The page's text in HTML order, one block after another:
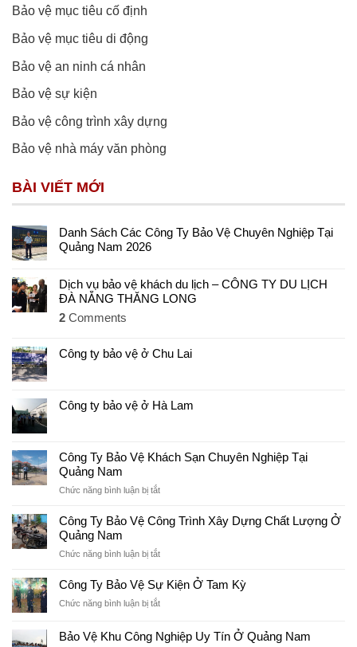
Bảo vệ mục tiêu cố định
Bảo vệ mục tiêu di động
Bảo vệ an ninh cá nhân
Bảo vệ sự kiện
Bảo vệ công trình xây dựng
Bảo vệ nhà máy văn phòng
BÀI VIẾT MỚI
Danh Sách Các Công Ty Bảo Vệ Chuyên Nghiệp Tại
Quảng Nam 2026
Dịch vụ bảo vệ khách du lịch – CÔNG TY DU LỊCH
ĐÀ NẴNG THĂNG LONG
2 Comments
Công ty bảo vệ ở Chu Lai
Công ty bảo vệ ở Hà Lam
Công Ty Bảo Vệ Khách Sạn Chuyên Nghiệp Tại
Quảng Nam
Chức năng bình luận bị tắtở
Ty
Bảo
Khách
Chuyên
Nam
Công Ty Bảo Vệ Công Trình Xây Dựng Chất Lượng Ở
Quảng Nam
Chức năng bình luận bị tắtở
Ty
Vệ
Trình
Công Ty Bảo Vệ Sự Kiện Ở Tam Kỳ
Chức năng bình luận bị tắtở
Bảo
Bảo Vệ Khu Công Nghiệp Uy Tín Ở Quảng Nam